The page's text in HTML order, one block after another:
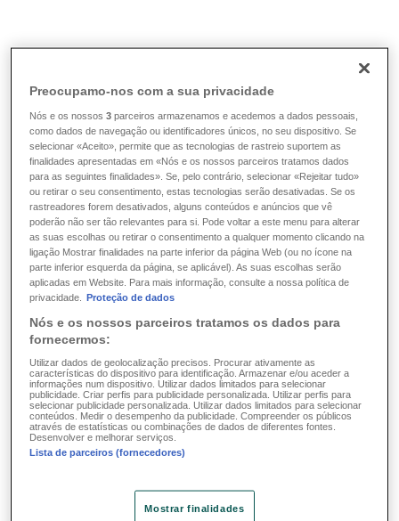
Imprensa e
Imprensa e meios de
comunicação social
Contacte o Departamento Marketing e
Comunicação
Maud Lamborelle
Directora do departamento de Marketing e Comunicação
Tél. : +352 4761-6505
Email : maud.lamborelle@lalux.lu
Ralph Zeimet
Responsável pelo Marketing Digital
Tél. : +352 4761-6860
Preocupamo-nos com a sua privacidade
Nós e os nossos3 parceiros armazenamos e acedemos a dados pessoais,
como dados de navegação ou identificadores únicos, no seu dispositivo. Se
selecionar «Aceito», permite que as tecnologias de rastreio suportem as
finalidades apresentadas em «Nós e os nossos parceiros tratamos dados
para as seguintes finalidades». Se, pelo contrário, selecionar «Rejeitar tudo»
ou retirar o seu consentimento, estas tecnologias serão desativadas. Se os
rastreadores forem desativados, alguns conteúdos e anúncios que vê
poderão não ser tão relevantes para si. Pode voltar a este menu para alterar
as suas escolhas ou retirar o consentimento a qualquer momento clicando na
ligação Mostrar finalidades na parte inferior da página Web (ou no ícone na
parte inferior esquerda da página, se aplicável). As suas escolhas serão
aplicadas em Website. Para mais informação, consulte a nossa política de
privacidade.
Proteção de dados
Nós e os nossos parceiros tratamos os dados para
fornecermos:
Utilizar dados de geolocalização precisos. Procurar ativamente as
características do dispositivo para identificação. Armazenar e/ou aceder a
informações num dispositivo. Utilizar dados limitados para selecionar
publicidade. Criar perfis para publicidade personalizada. Utilizar perfis para
selecionar publicidade personalizada. Utilizar dados limitados para selecionar
conteúdos. Medir o desempenho da publicidade. Compreender os públicos
através de estatísticas ou combinações de dados de diferentes fontes.
Desenvolver e melhorar serviços.
Lista de parceiros (fornecedores)
Mostrar finalidades